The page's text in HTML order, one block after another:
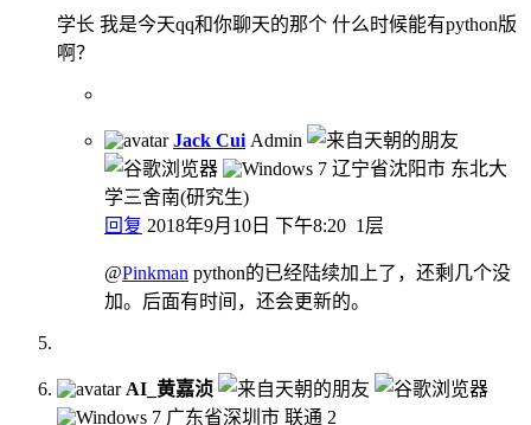
学长 我是今天qq和你聊天的那个 什么时候能有python版
啊？
Jack Cui Admin
辽宁省沈阳市 东北大
学三舍南(研究生)
回复 2018年9月10日 下午8:20 1层
@Pinkman python的已经陆续加上了，还剩几个没
加。后面有时间，还会更新的。
AI_黄嘉浈
广东省深圳市 联通 2